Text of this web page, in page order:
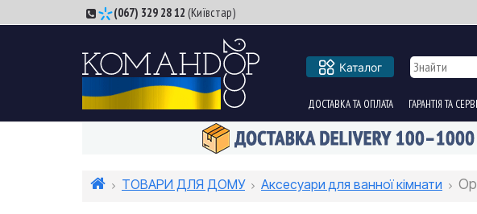
(067) 329 28 12 (Київстар)
Каталог
ДОСТАВКА ТА ОПЛАТА ГАРАНТІЯ ТА
ТОВАРИ ДЛЯ ДОМУ Аксесуари для ванної кімнати